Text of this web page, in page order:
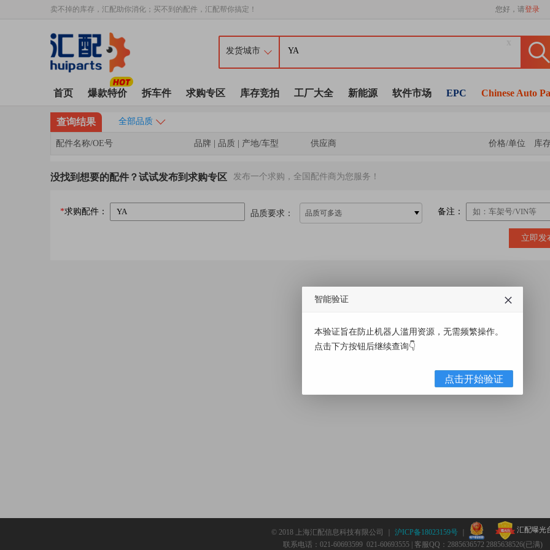
卖不掉的库存，汇配助你消化；买不到的配件，汇配帮你搞定！ 您好，请登录
首页 爆款特价 拆车件 求购专区 库存竞拍 工厂大全 新能源 软件市场 EPC Chinese Auto
查询结果 全部品质
配件名称/OE号 品牌 | 品质 | 产地/车型 供应商 价格/单位 库
没找到想要的配件？试试发布到求购专区 发布一个求购，全国配件商为您服务！
*求购配件： 品质要求： 品质可多选 备注：
立即发
© 2018 上海汇配信息科技有限公司 ｜ 沪ICP备18023159号
汇配曝光
联系电话：021-60693599 021-60693555 | 客服QQ：2885636572 2885638526(已满)
智能验证
本验证旨在防止机器人滥用资源，无需频繁操作。
点击下方按钮后继续查询👇
点击开始验证